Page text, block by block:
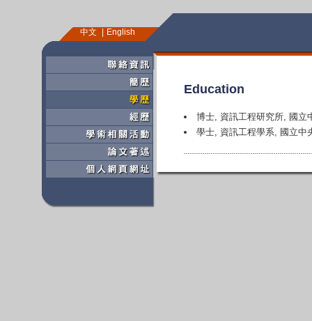
中文 English
Education
博士, 資訊工程研究所, 國立
學士, 資訊工程學系, 國立中